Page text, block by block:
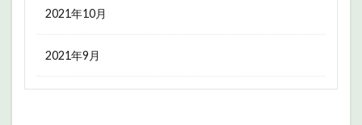
2021年10月
2021年9月